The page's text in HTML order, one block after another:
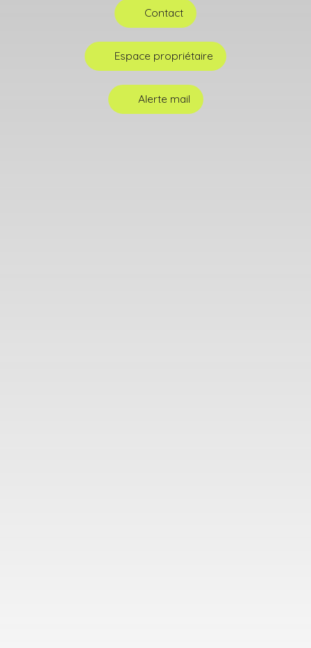
Contact
Espace propriétaire
Alerte mail